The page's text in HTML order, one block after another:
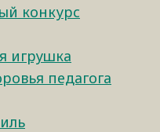
конкурс
игрушка
педагога